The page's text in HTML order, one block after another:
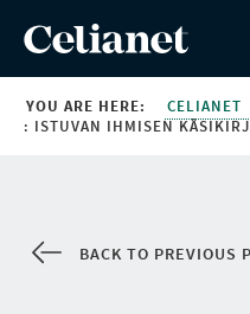
YOU ARE HERE: CELIANET
: ISTUVAN IHMISEN
BACK TO PREVIOUS